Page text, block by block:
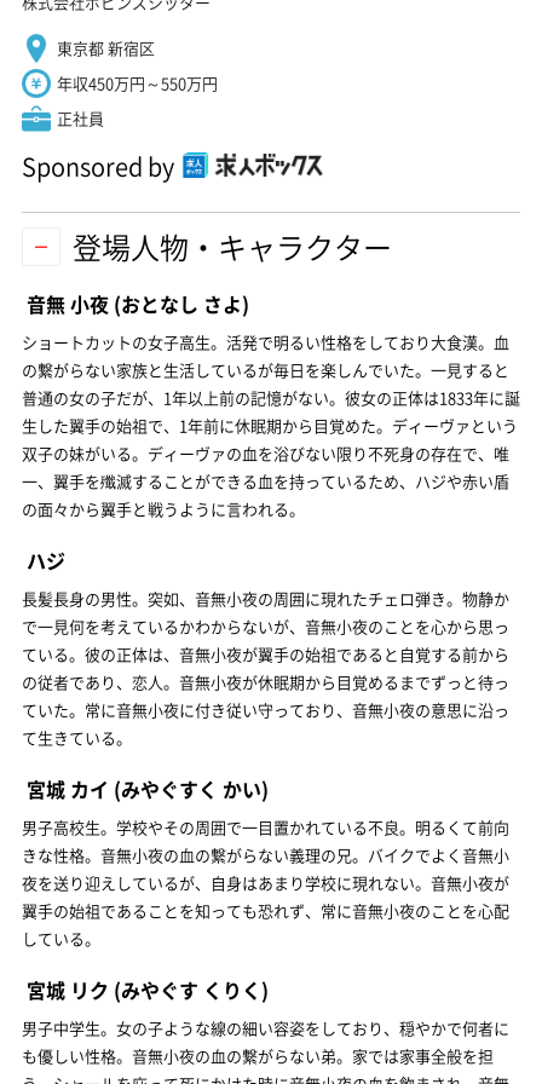
東京都 新宿区
年収450万円～550万円
正社員
Sponsored by
登場人物・キャラクター
音無 小夜 (おとなし さよ)
ショートカットの女子高生。活発で明るい性格をしており大食漢。血
の繋がらない家族と生活しているが毎日を楽しんでいた。一見すると
普通の女の子だが、1年以上前の記憶がない。彼女の正体は1833年に誕
生した翼手の始祖で、1年前に休眠期から目覚めた。ディーヴァという
双子の妹がいる。ディーヴァの血を浴びない限り不死身の存在で、唯
一、翼手を殲滅することができる血を持っているため、ハジや赤い盾
の面々から翼手と戦うように言われる。
ハジ
長髪長身の男性。突如、音無小夜の周囲に現れたチェロ弾き。物静か
で一見何を考えているかわからないが、音無小夜のことを心から思っ
ている。彼の正体は、音無小夜が翼手の始祖であると自覚する前から
の従者であり、恋人。音無小夜が休眠期から目覚めるまでずっと待っ
ていた。常に音無小夜に付き従い守っており、音無小夜の意思に沿っ
て生きている。
宮城 カイ (みやぐすく かい)
男子高校生。学校やその周囲で一目置かれている不良。明るくて前向
きな性格。音無小夜の血の繋がらない義理の兄。バイクでよく音無小
夜を送り迎えしているが、自身はあまり学校に現れない。音無小夜が
翼手の始祖であることを知っても恐れず、常に音無小夜のことを心配
している。
宮城 リク (みやぐす くりく)
男子中学生。女の子ような線の細い容姿をしており、穏やかで何者に
も優しい性格。音無小夜の血の繋がらない弟。家では家事全般を担